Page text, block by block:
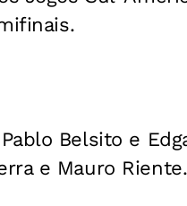
Belsito e
e Mauro Riente.